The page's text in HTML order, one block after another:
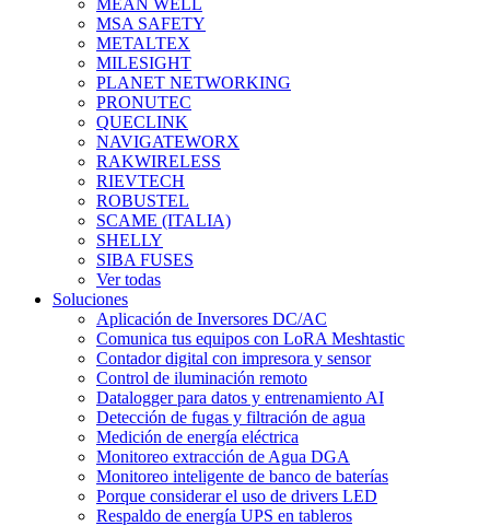
MEAN WELL
MSA SAFETY
METALTEX
MILESIGHT
PLANET NETWORKING
PRONUTEC
QUECLINK
NAVIGATEWORX
RAKWIRELESS
RIEVTECH
ROBUSTEL
SCAME (ITALIA)
SHELLY
SIBA FUSES
Ver todas
Soluciones
Aplicación de Inversores DC/AC
Comunica tus equipos con LoRA Meshtastic
Contador digital con impresora y sensor
Control de iluminación remoto
Datalogger para datos y entrenamiento AI
Detección de fugas y filtración de agua
Medición de energía eléctrica
Monitoreo extracción de Agua DGA
Monitoreo inteligente de banco de baterías
Porque considerar el uso de drivers LED
Respaldo de energía UPS en tableros